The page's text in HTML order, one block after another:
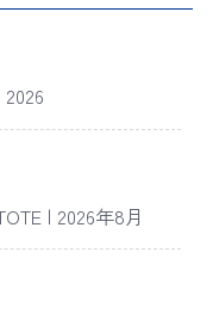
| 2026年8月